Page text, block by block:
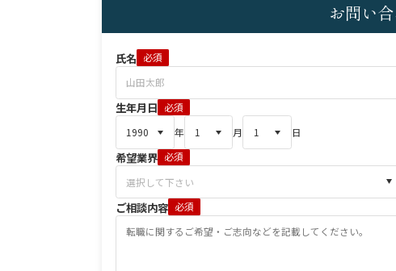
お問い
氏名 必須
生年月日 必須
年
月 日
希望業界 必須
ご相談内容 必須